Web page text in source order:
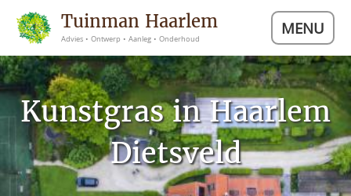
Tuinman Haarlem
Advies • Ontwerp • Aanleg • Onderhoud MENU
Kunstgras in Haarlem
Dietsveld